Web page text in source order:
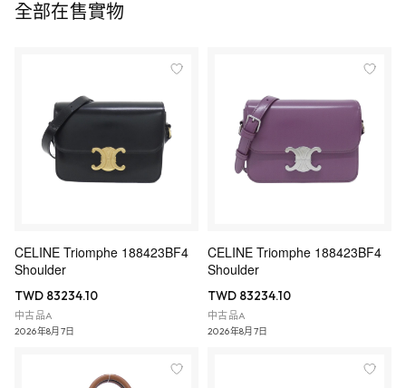
全部在售實物
CELINE Triomphe 188423BF4
Shoulder
TWD 83234.10
中古品A
2026年8月7日
CELINE Triomphe 188423BF4
Shoulder
TWD 83234.10
中古品A
2026年8月7日